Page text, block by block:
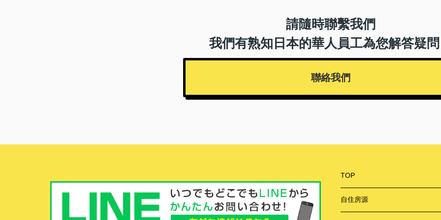
請隨時聯繫我們
我們有熟知日本的華人員工為您解答疑
聯絡我們
TOP
自住房源